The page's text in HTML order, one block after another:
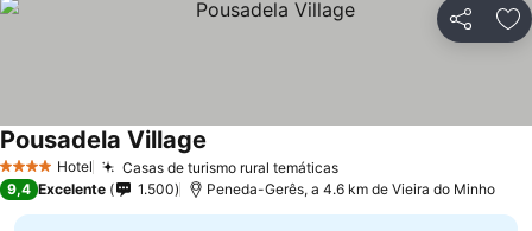
Partilhar
4 EstrelasHotel Casas de turismo rural temáticasVer preços
Pousadela Village
9,4 Excelente 1.500 Peneda-Gerês, a 4.6 km de Vieira do Minho